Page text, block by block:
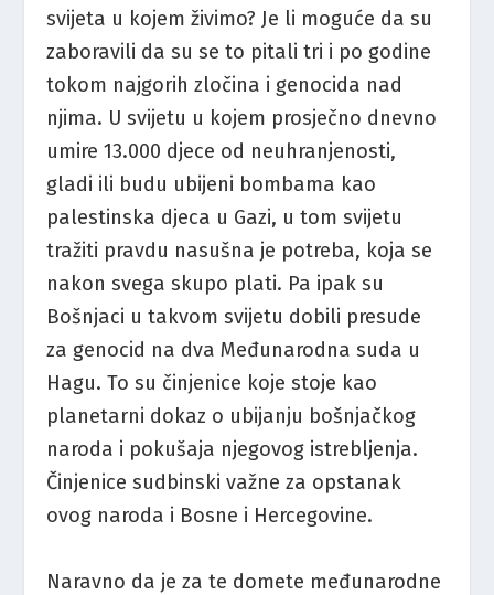
svijeta u kojem živimo? Je li moguće da su
zaboravili da su se to pitali tri i po godine
tokom najgorih zločina i genocida nad
njima. U svijetu u kojem prosječno dnevno
umire 13.000 djece od neuhranjenosti,
gladi ili budu ubijeni bombama kao
palestinska djeca u Gazi, u tom svijetu
tražiti pravdu nasušna je potreba, koja se
nakon svega skupo plati. Pa ipak su
Bošnjaci u takvom svijetu dobili presude
za genocid na dva Međunarodna suda u
Hagu. To su činjenice koje stoje kao
planetarni dokaz o ubijanju bošnjačkog
naroda i pokušaja njegovog istrebljenja.
Činjenice sudbinski važne za opstanak
ovog naroda i Bosne i Hercegovine.
Naravno da je za te domete međunarodne